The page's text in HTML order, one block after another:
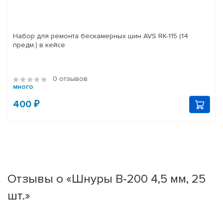
Набор для ремонта бескамерных шин AVS RK-115 (14
предм.) в кейсе
0 отзывов
много
400 ₽
Отзывы о «Шнуры В-200 4,5 мм, 25
шт.»